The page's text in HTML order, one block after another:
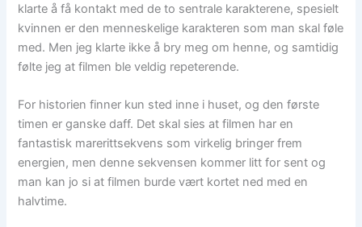
klarte å få kontakt med de to sentrale karakterene, spesielt
kvinnen er den menneskelige karakteren som man skal føle
med. Men jeg klarte ikke å bry meg om henne, og samtidig
følte jeg at filmen ble veldig repeterende.
For historien finner kun sted inne i huset, og den første
timen er ganske daff. Det skal sies at filmen har en
fantastisk marerittsekvens som virkelig bringer frem
energien, men denne sekvensen kommer litt for sent og
man kan jo si at filmen burde vært kortet ned med en
halvtime.